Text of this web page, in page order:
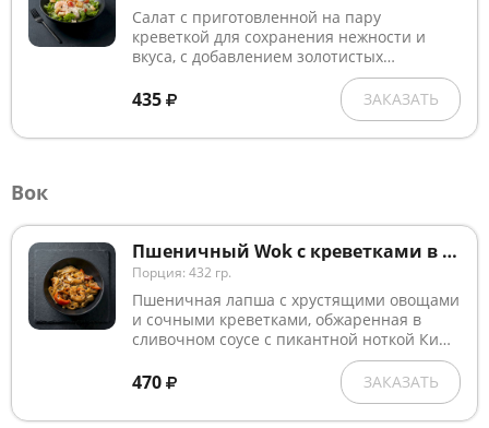
Салат с приготовленной на пару
креветкой для сохранения нежности и
вкуса, с добавлением золотистых
сухариков собственного приготовления,
томатов Черри, сыра "Пармезан",
заправленный фирменным соусом
"Цезарь".
435 ЗАКАЗАТЬ
Вок
Пшеничный Wok с креветками в сливочно-остром соусе
Порция: 432 гр.
Пшеничная лапша с хрустящими овощами
и сочными креветками, обжаренная в
сливочном соусе с пикантной ноткой Ким
Чи, приправленная чесночным маслом и
посыпанная кунжутом.
470 ЗАКАЗАТЬ